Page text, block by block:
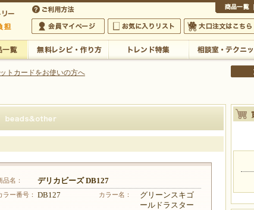
リー 5,000円以上のご注文で送料は当店が負担いたします
送料は当店が負担いたします
会員マイページ
お気に入りリスト 大口注文はこちら
トカードをお使いの方へ
品名： デリカビーズ DB127
ラー番号： DB127 カラー名：
グリーンスキゴ
ールドラスター